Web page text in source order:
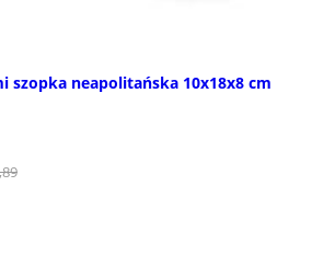
szopka neapolitańska 10x18x8 cm